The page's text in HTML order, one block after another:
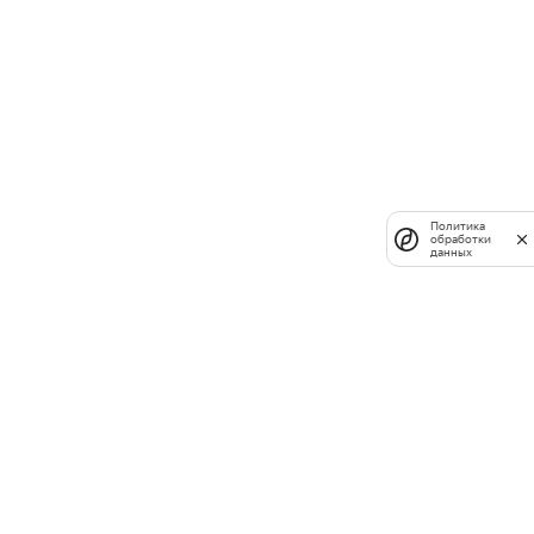
Политика
обработки
данных